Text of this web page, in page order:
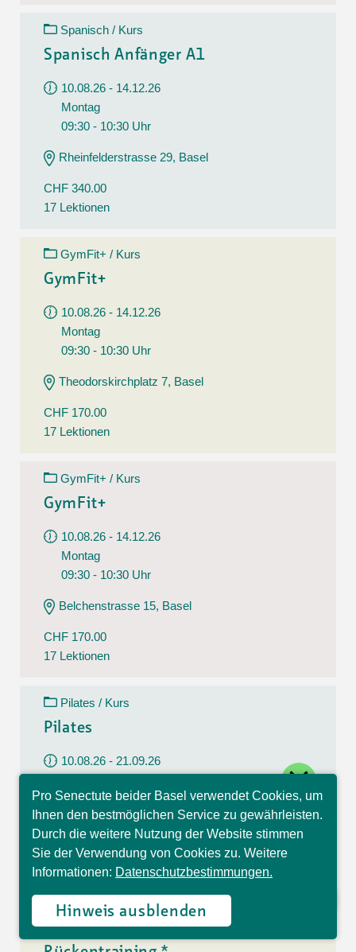
Spanisch / Kurs
Spanisch Anfänger A1
10.08.26 - 14.12.26
Montag
09:30 - 10:30 Uhr
Rheinfelderstrasse 29, Basel
CHF 340.00
17 Lektionen
GymFit+ / Kurs
GymFit+
10.08.26 - 14.12.26
Montag
09:30 - 10:30 Uhr
Theodorskirchplatz 7, Basel
CHF 170.00
17 Lektionen
GymFit+ / Kurs
GymFit+
10.08.26 - 14.12.26
Montag
09:30 - 10:30 Uhr
Belchenstrasse 15, Basel
CHF 170.00
17 Lektionen
Pilates / Kurs
Pilates
10.08.26 - 21.09.26
09:30 - 10:30 Uhr
Im Westfeld 6, Basel
CHF 140.00
7 Lektionen
Rückentraining / Kurs
Pro Senectute beider Basel verwendet Cookies, um
Ihnen den bestmöglichen Service zu gewährleisten.
Durch die weitere Nutzung der Website stimmen
Sie der Verwendung von Cookies zu. Weitere
Informationen: Datenschutzbestimmungen.
Hinweis ausblenden
Hallo, ich bin Sophia und
beantworte gerne Ihre
Fragen.
close